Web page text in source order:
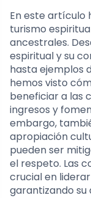
En este artículo
turismo
ancestrales.
espiritual y su
hasta ejemplos
hemos visto
beneficiar a las
ingresos y
embargo,
apropiación
pueden ser
el respeto. Las
crucial en
garantizando su